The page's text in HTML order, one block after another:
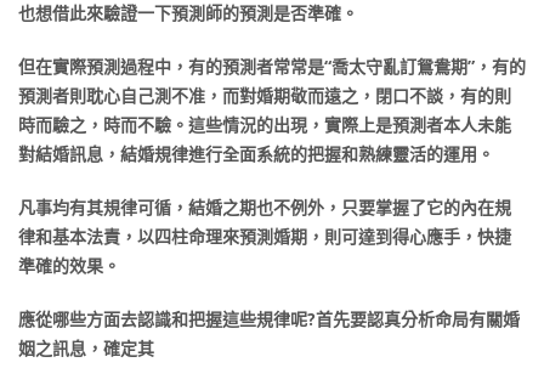
也想借此來驗證一下預測師的預測是否準確。
但在實際預測過程中，有的預測者常常是“喬太守亂訂鴛鴦期”，有的
預測者則耽心自己測不准，而對婚期敬而遠之，閉口不談，有的則
時而驗之，時而不驗。這些情況的出現，實際上是預測者本人未能
對結婚訊息，結婚規律進行全面系統的把握和熟練靈活的運用。
凡事均有其規律可循，結婚之期也不例外，只要掌握了它的內在規
律和基本法責，以四柱命理來預測婚期，則可達到得心應手，快捷
準確的效果。
應從哪些方面去認識和把握這些規律呢?首先要認真分析命局有關婚
姻之訊息，確定其